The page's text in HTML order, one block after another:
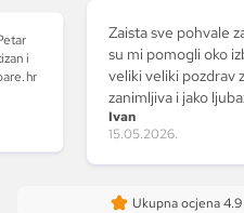
i
Zaista sve pohvale
su mi pomogli oko
veliki veliki pozdrav
zanimljiva i jako
Ivan
15.05.2026.
Ukupna ocjena4.9